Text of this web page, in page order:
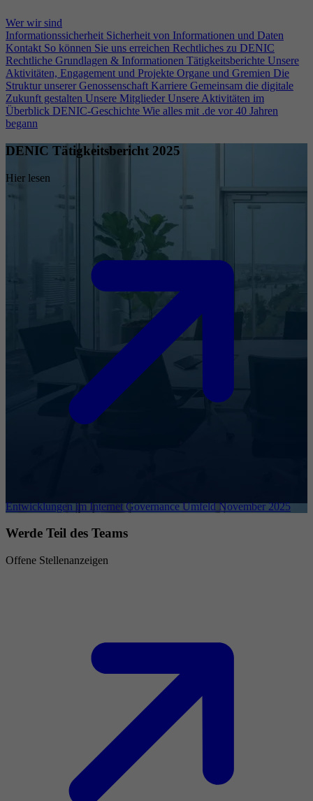
Wer wir sind
Informationssicherheit Sicherheit von Informationen und Daten
Kontakt So können Sie uns erreichen Rechtliches zu DENIC
Rechtliche Grundlagen & Informationen Tätigkeitsberichte Unsere
Aktivitäten, Engagement und Projekte Organe und Gremien Die
Struktur unserer Genossenschaft Karriere Gemeinsam die digitale
Zukunft gestalten Unsere Mitglieder Unsere Aktivitäten im
Überblick DENIC-Geschichte Wie alles mit .de vor 40 Jahren
begann
DENIC Tätigkeitsbericht 2025
Hier lesen
Entwicklungen im Internet Governance Umfeld November 2025
Werde Teil des Teams
Offene Stellenanzeigen